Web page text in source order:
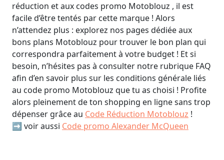
réduction et aux codes promo Motoblouz , il est
facile d’être tentés par cette marque ! Alors
n’attendez plus : explorez nos pages dédiée aux
bons plans Motoblouz pour trouver le bon plan qui
correspondra parfaitement à votre budget ! Et si
besoin, n’hésites pas à consulter notre rubrique FAQ
afin d’en savoir plus sur les conditions générale liés
au code promo Motoblouz que tu as choisi ! Profite
alors pleinement de ton shopping en ligne sans trop
dépenser grâce au Code Réduction Motoblouz !
➡️ voir aussi Code promo Alexander McQueen